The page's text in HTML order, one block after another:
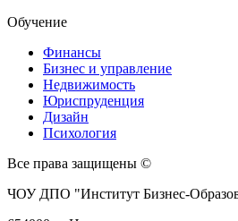
Обучение
Финансы
Бизнес и управление
Недвижимость
Юриспруденция
Дизайн
Психология
Все права защищены ©
ЧОУ ДПО "Институт Бизнес-